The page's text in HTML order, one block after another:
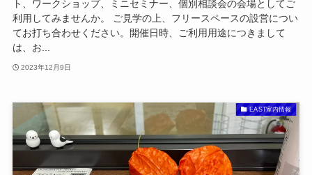
ト、ワークショップ、ミニセミナー、個別相談会の会場としてご
利用してみませんか。 ご見学の上、フリースペースの設営につい
てお打ち合わせください。開催日時、ご利用用途につきまして
は、お...
2023年12月9日
EAST室内情報